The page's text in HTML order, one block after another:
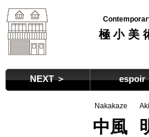
極小美
NEXT ＞ espoir
Nakakaze
中風